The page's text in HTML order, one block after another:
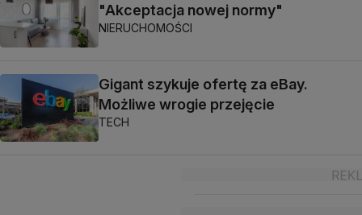
"Akceptacja nowej normy"
NIERUCHOMOŚCI
Gigant szykuje ofertę za eBay.
Możliwe wrogie przejęcie
TECH